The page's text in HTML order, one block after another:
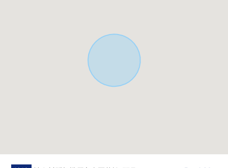
・在有扶手的樓梯、樓梯井、機會上有天花板、火災報警
器、防震減振器·重音Cross、宅配保管櫃、TV監視器的內部
■ 在請坐車對三井Rehouse相模大野Center到店裡來的時候